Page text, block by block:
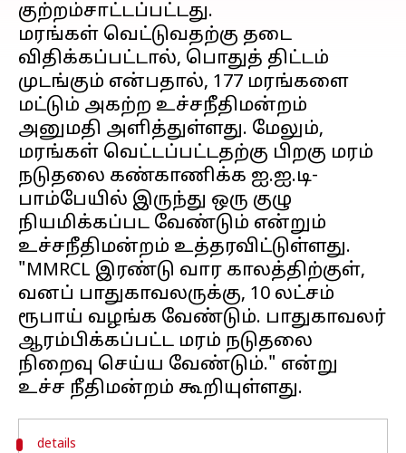
குற்றம்சாட்டப்பட்டது.
மரங்கள் வெட்டுவதற்கு தடை
விதிக்கப்பட்டால், பொதுத் திட்டம்
முடங்கும் என்பதால், 177 மரங்களை
மட்டும் அகற்ற உச்சநீதிமன்றம்
அனுமதி அளித்துள்ளது. மேலும்,
மரங்கள் வெட்டப்பட்டதற்கு பிறகு மரம்
நடுதலை கண்காணிக்க ஐ.ஐ.டி-
பாம்பேயில் இருந்து ஒரு குழு
நியமிக்கப்பட வேண்டும் என்றும்
உச்சநீதிமன்றம் உத்தரவிட்டுள்ளது.
"MMRCL இரண்டு வார காலத்திற்குள்,
வனப் பாதுகாவலருக்கு, 10 லட்சம்
ரூபாய் வழங்க வேண்டும். பாதுகாவலர்
ஆரம்பிக்கப்பட்ட மரம் நடுதலை
நிறைவு செய்ய வேண்டும்." என்று
details